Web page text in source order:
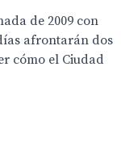
de 2009 con
afrontarán dos
cómo el Ciudad